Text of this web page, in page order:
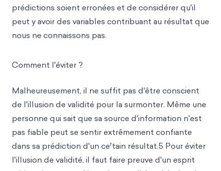
prédictions soient erronées et de considérer qu'il
peut y avoir des variables contribuant au résultat que
nous ne connaissons pas.
Comment l'éviter ?
Malheureusement, il ne suffit pas d'être conscient
de l'illusion de validité pour la surmonter. Même une
personne qui sait que sa source d'information n'est
pas fiable peut se sentir extrêmement confiante
dans sa prédiction d'un certain résultat.5 Pour éviter
l'illusion de validité, il faut faire preuve d'un esprit